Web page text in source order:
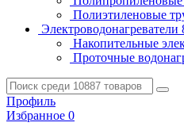
Полиэтиленовые
Электроводонагреватели
Накопительные
Проточные
Профиль
Избранное 0